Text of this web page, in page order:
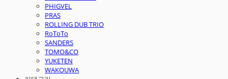
PHIGVEL
PRAS
ROLLING DUB TRIO
RoToTo
SANDERS
TOMO&CO
YUKETEN
WAKOUWA